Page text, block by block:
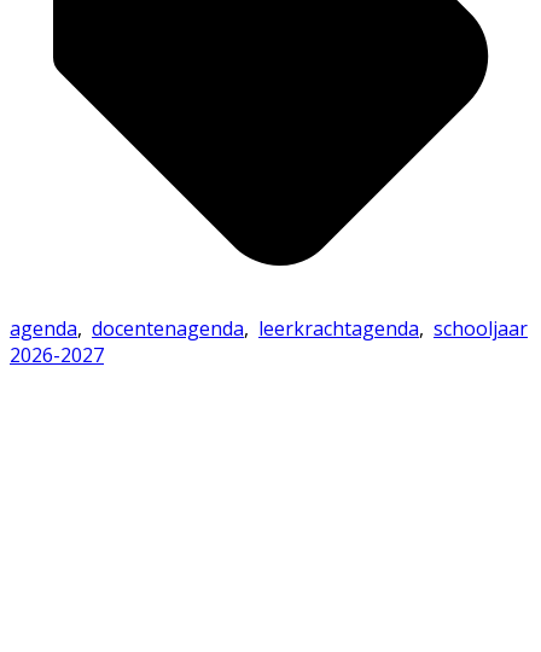
agenda, docentenagenda, leerkrachtagenda, schooljaar
2026-2027